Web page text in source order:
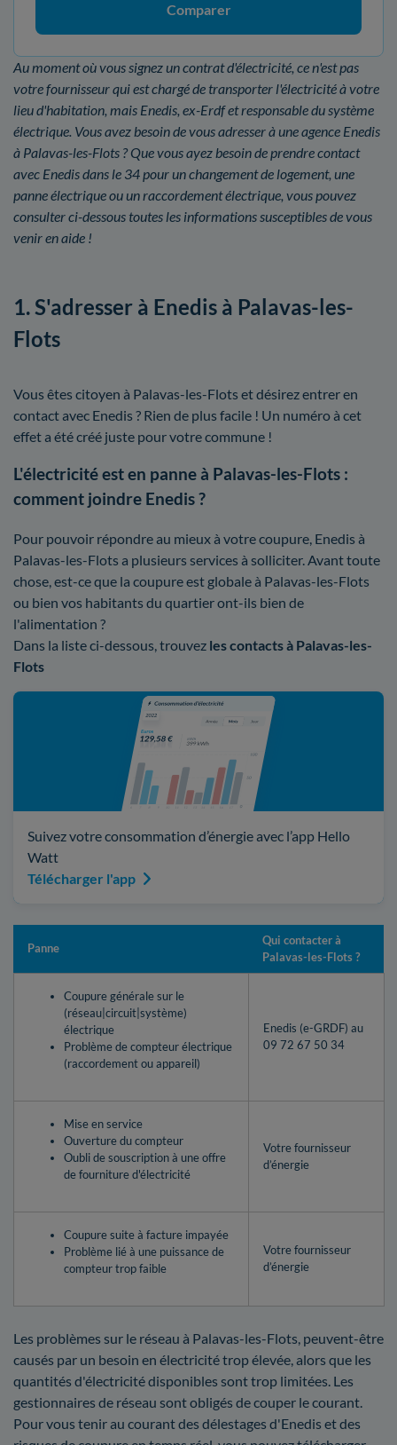
Comparer
Au moment où vous signez un contrat d'électricité, ce n'est pas
votre fournisseur qui est chargé de transporter l'électricité à votre
lieu d'habitation, mais Enedis, ex-Erdf et responsable du système
électrique. Vous avez besoin de vous adresser à une agence Enedis
à Palavas-les-Flots ? Que vous ayez besoin de prendre contact
avec Enedis dans le 34 pour un changement de logement, une
panne électrique ou un raccordement électrique, vous pouvez
consulter ci-dessous toutes les informations susceptibles de vous
venir en aide !
1. S'adresser à Enedis à Palavas-les-
Flots
Vous êtes citoyen à Palavas-les-Flots et désirez entrer en
contact avec Enedis ? Rien de plus facile ! Un numéro à cet
effet a été créé juste pour votre commune !
L'électricité est en panne à Palavas-les-Flots :
comment joindre Enedis ?
Pour pouvoir répondre au mieux à votre coupure, Enedis à
Palavas-les-Flots a plusieurs services à solliciter. Avant toute
chose, est-ce que la coupure est globale à Palavas-les-Flots
ou bien vos habitants du quartier ont-ils bien de
l'alimentation ?
Dans la liste ci-dessous, trouvez les contacts à Palavas-les-
Flots
Suivez votre consommation d’énergie avec l’app Hello
Watt
Télécharger l'app
Panne
Qui contacter à
Palavas-les-Flots ?
Coupure générale sur le
(réseau|circuit|système)
électrique
Problème de compteur électrique
(raccordement ou appareil)
Enedis (e-GRDF) au
09 72 67 50 34
Mise en service
Ouverture du compteur
Oubli de souscription à une offre
de fourniture d'électricité
Votre fournisseur
d’énergie
Coupure suite à facture impayée
Problème lié à une puissance de
compteur trop faible
Votre fournisseur
d’énergie
Les problèmes sur le réseau à Palavas-les-Flots, peuvent-être
causés par un besoin en électricité trop élevée, alors que les
quantités d'électricité disponibles sont trop limitées. Les
gestionnaires de réseau sont obligés de couper le courant.
Pour vous tenir au courant des délestages d'Enedis et des